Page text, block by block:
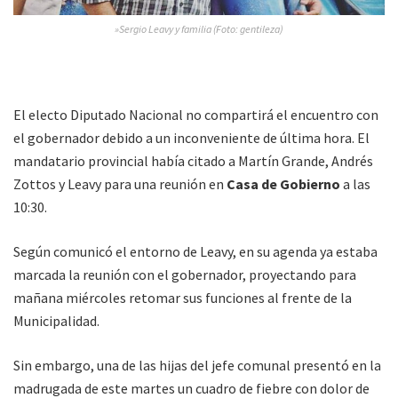
»Sergio Leavy y familia (Foto: gentileza)
El electo Diputado Nacional no compartirá el encuentro con
el gobernador debido a un inconveniente de última hora. El
mandatario provincial había citado a Martín Grande, Andrés
Zottos y Leavy para una reunión en Casa de Gobierno a las
10:30.
Según comunicó el entorno de Leavy, en su agenda ya estaba
marcada la reunión con el gobernador, proyectando para
mañana miércoles retomar sus funciones al frente de la
Municipalidad.
Sin embargo, una de las hijas del jefe comunal presentó en la
madrugada de este martes un cuadro de fiebre con dolor de